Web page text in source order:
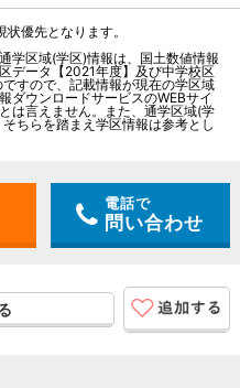
優先となります。
学区域(学区)情報は、国土数値情報
データ【2021年度】及び中学校区
すので、記載情報が現在の学区域
ダウンロードサービスのWEBサイ
は言えません。また、通学区域(学
ちらを踏まえ学区情報は参考とし
電話で
問い合わせ